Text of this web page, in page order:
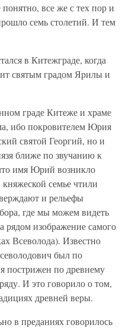
все же с тех пор и
семь столетий. И тем
в Китежграде, когда
святым градом Ярилы и
граде Китеже и храме
ибо покровителем Юрия
святой Георгий, но и
ближе по звучанию к
имя Юрий возникло
семье чтили
и рельефы
где мы можем видеть
рядом изображение самого
Всеволода). Известно
был по
пострижен по древнему
И это говорило о том,
древней веры.
в преданиях говорилось